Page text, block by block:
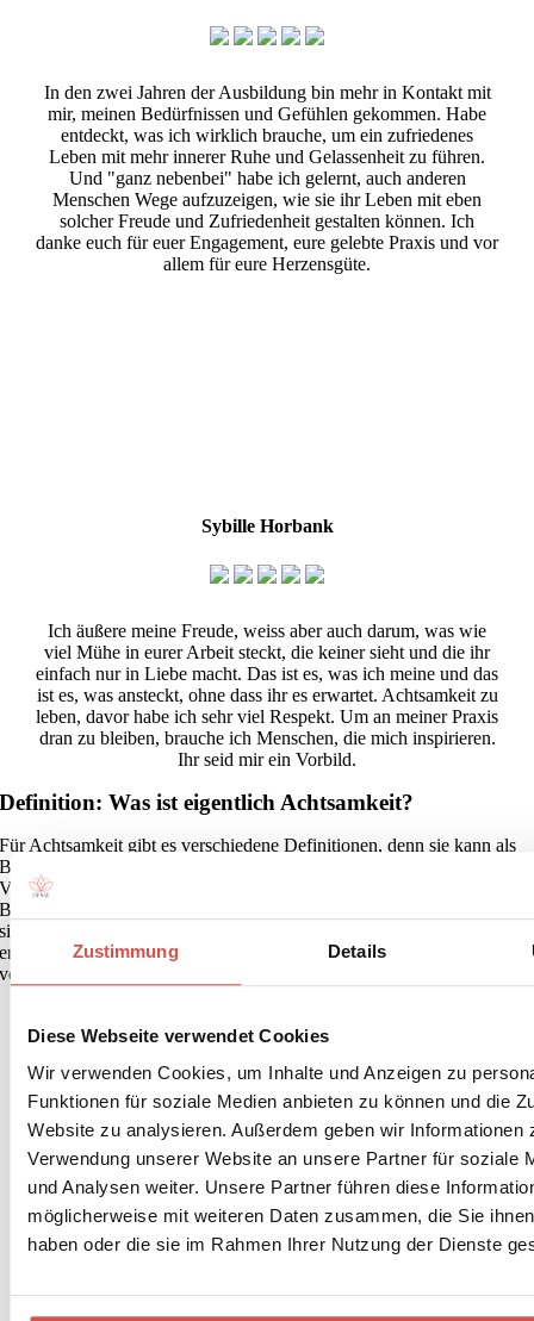
Zustimmung Details
Diese Webseite verwendet Cookies
Wir verwenden Cookies, um Inhalte und Anzeigen zu
Funktionen für soziale Medien anbieten zu können und die
Website zu analysieren. Außerdem geben wir Informationen
Verwendung unserer Website an unsere Partner für soziale
und Analysen weiter. Unsere Partner führen diese
möglicherweise mit weiteren Daten zusammen, die Sie
haben oder die sie im Rahmen Ihrer Nutzung der Dienste
In den zwei Jahren der Ausbildung bin mehr in Kontakt mit
mir, meinen Bedürfnissen und Gefühlen gekommen. Habe
entdeckt, was ich wirklich brauche, um ein zufriedenes
Leben mit mehr innerer Ruhe und Gelassenheit zu führen.
Und "ganz nebenbei" habe ich gelernt, auch anderen
Menschen Wege aufzuzeigen, wie sie ihr Leben mit eben
solcher Freude und Zufriedenheit gestalten können. Ich
danke euch für euer Engagement, eure gelebte Praxis und vor
allem für eure Herzensgüte.
Sybille Horbank
Ich äußere meine Freude, weiss aber auch darum, was wie
viel Mühe in eurer Arbeit steckt, die keiner sieht und die ihr
einfach nur in Liebe macht. Das ist es, was ich meine und das
ist es, was ansteckt, ohne dass ihr es erwartet. Achtsamkeit zu
leben, davor habe ich sehr viel Respekt. Um an meiner Praxis
dran zu bleiben, brauche ich Menschen, die mich inspirieren.
Ihr seid mir ein Vorbild.
Definition: Was ist eigentlich Achtsamkeit?
Für Achtsamkeit gibt es verschiedene Definitionen, denn sie kann als
Bewusstseinszustand, als Methode oder als Weg verstanden werden.
Vor allem ist Achtsamkeit eine Qualität des menschlichen
Bewusstseins, eine besondere Form von Aufmerksamkeit. Es handelt
sich dabei um einen offenen, klaren Bewusstseinszustand, der es
erlaubt, jede innere und äußere Erfahrung im gegenwärtigen Moment
vorurteilsfrei zu registrieren und zuzulassen.